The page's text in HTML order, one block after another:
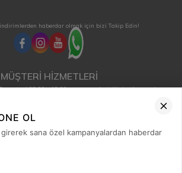
haberdar olmak için bizi Takip Edin!
MÜŞTERİ HİZMETLERİ
08:00 - 13:00 arası merak ettiğiniz tüm sorular ve
0850 515 01 10
OL
sana özel kampanyalardan haberdar